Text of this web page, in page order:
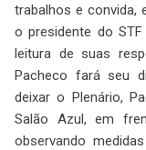
trabalhos e convida,
o presidente do
leitura de suas
Pacheco fará seu
deixar o Plenário,
Salão Azul, em
observando